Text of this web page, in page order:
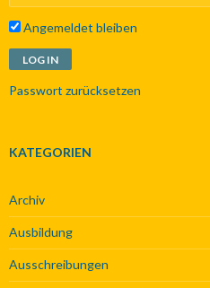
Angemeldet bleiben
Passwort zurücksetzen
KATEGORIEN
Archiv
Ausbildung
Ausschreibungen